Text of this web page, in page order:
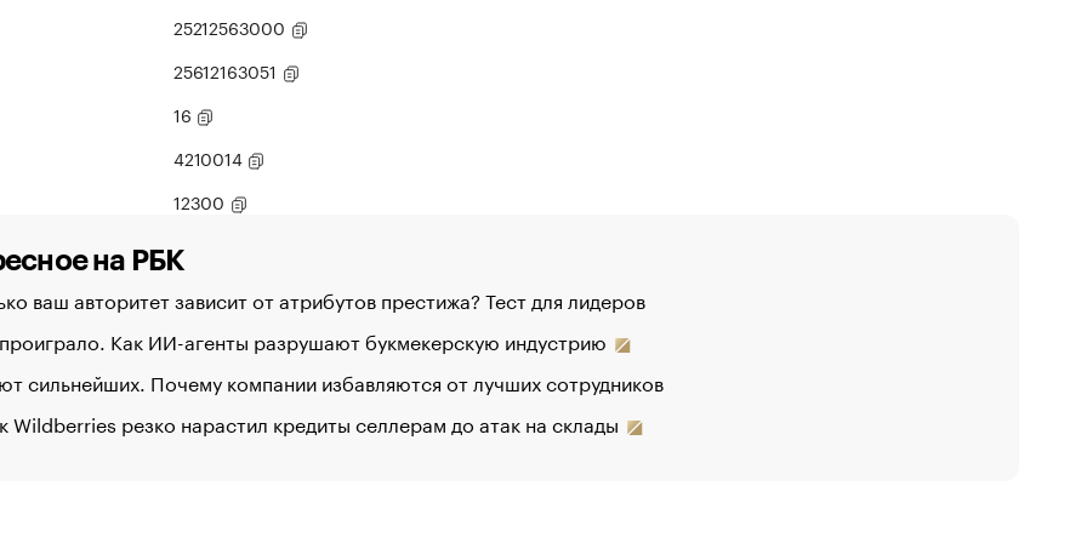
25212563000
25612163051
16
4210014
12300
на РБК
ваш авторитет зависит от атрибутов престижа? Тест для лидеров
Как ИИ-агенты разрушают букмекерскую индустрию
сильнейших. Почему компании избавляются от лучших сотрудников
Wildberries резко нарастил кредиты селлерам до атак на склады